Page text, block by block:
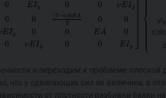
и переходим к проблеме плоской
что у сдвигающих сил их величина, в
от плотности разбивки балки